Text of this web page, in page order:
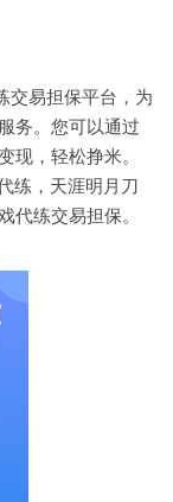
交易担保平台，为
务。您可以通过
现，轻松挣米。
练，天涯明月刀
代练交易担保。